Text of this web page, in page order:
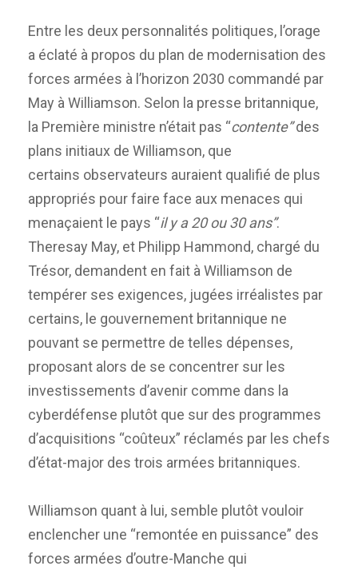
Entre les deux personnalités politiques, l’orage
a éclaté à propos du plan de modernisation des
forces armées à l’horizon 2030 commandé par
May à Williamson. Selon la presse britannique,
la Première ministre n’était pas “contente”des
plans initiaux de Williamson, que
certains observateurs auraient qualifié de plus
appropriés pour faire face aux menaces qui
menaçaient le pays “il y a 20 ou 30 ans”.
Theresay May, et Philipp Hammond, chargé du
Trésor, demandent en fait à Williamson de
tempérer ses exigences, jugées irréalistes par
certains, le gouvernement britannique ne
pouvant se permettre de telles dépenses,
proposant alors de se concentrer sur les
investissements d’avenir comme dans la
cyberdéfense plutôt que sur des programmes
d’acquisitions “coûteux” réclamés par les chefs
d’état-major des trois armées britanniques.
Williamson quant à lui, semble plutôt vouloir
enclencher une “remontée en puissance” des
forces armées d’outre-Manche qui